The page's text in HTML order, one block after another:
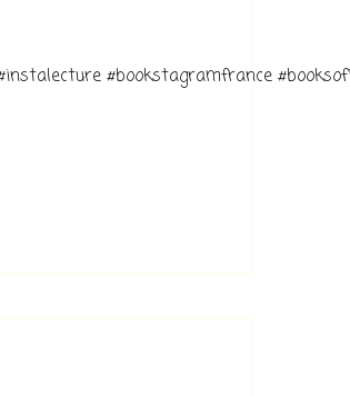
#bookstagramfrance